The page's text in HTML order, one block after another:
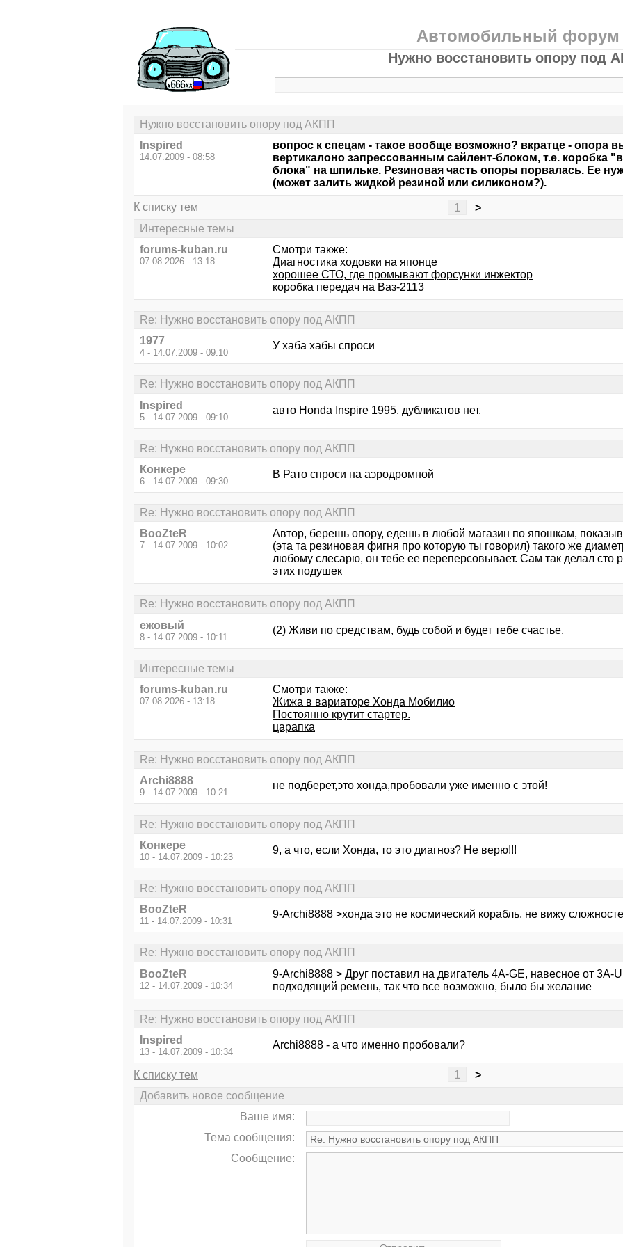
Автомобильный форум
Нужно восстановить опору под
Нужно восстановить опору под АКПП
Inspired
14.07.2009 - 08:58
вопрос к спецам - такое вообще возможно? вкратце - опора
вертикалоно запрессованным сайлент-блоком, т.е. коробка
блока" на шпильке. Резиновая часть опоры порвалась. Ее
(может залить жидкой резиной или силиконом?).
К списку тем 1
>
Интересные темы
forums-kuban.ru
07.08.2026 - 13:18
Смотри также:
Диагностика ходовки на японце
хорошее СТО, где промывают форсунки инжектор
коробка передач на Ваз-2113
Re: Нужно восстановить опору под АКПП
1977
4 - 14.07.2009 - 09:10
У хаба хабы спроси
Re: Нужно восстановить опору под АКПП
Inspired
5 - 14.07.2009 - 09:10
авто Honda Inspire 1995. дубликатов нет.
Re: Нужно восстановить опору под АКПП
Конкере
6 - 14.07.2009 - 09:30
В Рато спроси на аэродромной
Re: Нужно восстановить опору под АКПП
BooZteR
7 - 14.07.2009 - 10:02
Автор, берешь опору, едешь в любой магазин по япошкам,
(эта та резиновая фигня про которую ты говорил) такого же
любому слесарю, он тебе ее переперсовывает. Сам так делал сто
этих подушек
Re: Нужно восстановить опору под АКПП
ежовый
8 - 14.07.2009 - 10:11
(2) Живи по средствам, будь собой и будет тебе счастье.
Интересные темы
forums-kuban.ru
07.08.2026 - 13:18
Смотри также:
Жижа в вариаторе Хонда Мобилио
Постоянно крутит стартер.
царапка
Re: Нужно восстановить опору под АКПП
Archi8888
9 - 14.07.2009 - 10:21
не подберет,это хонда,пробовали уже именно с этой!
Re: Нужно восстановить опору под АКПП
Конкере
10 - 14.07.2009 - 10:23
9, а что, если Хонда, то это диагноз? Не верю!!!
Re: Нужно восстановить опору под АКПП
BooZteR
11 - 14.07.2009 - 10:31
9-Archi8888 >хонда это не космический корабль, не вижу
Re: Нужно восстановить опору под АКПП
BooZteR
12 - 14.07.2009 - 10:34
9-Archi8888 > Друг поставил на двигатель 4A-GE, навесное от 3A-
подходящий ремень, так что все возможно, было бы желание
Re: Нужно восстановить опору под АКПП
Inspired
13 - 14.07.2009 - 10:34
Archi8888 - а что именно пробовали?
К списку тем 1
>
Добавить новое сообщение
Ваше имя:
Тема сообщения:
Сообщение: